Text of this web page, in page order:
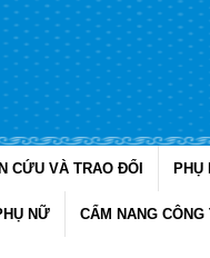
CỨU VÀ TRAO ĐỔI PHỤ
NỮ CẨM NANG CÔNG